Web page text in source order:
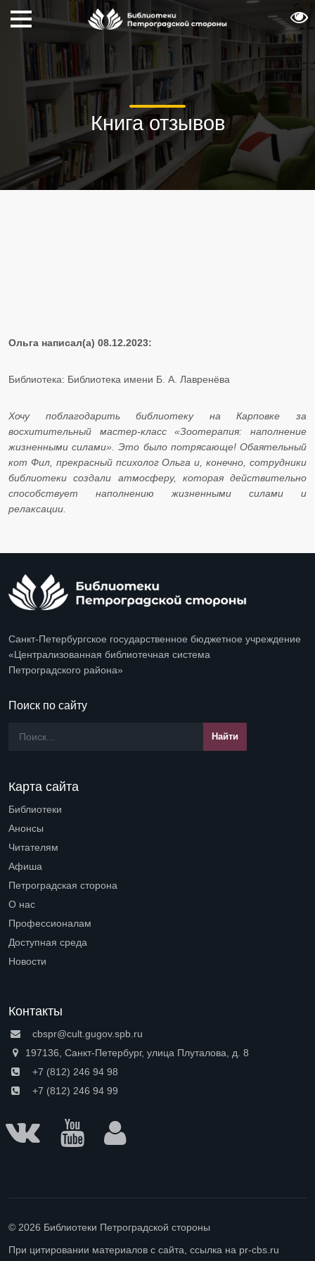
Книга отзывов
Ольга написал(а) 08.12.2023:
Библиотека: Библиотека имени Б. А. Лавренёва
Хочу поблагодарить библиотеку на Карповке за
восхитительный мастер-класс «Зоотерапия: наполнение
жизненными силами». Это было потрясающе! Обаятельный
кот Фил, прекрасный психолог Ольга и, конечно, сотрудники
библиотеки создали атмосферу, которая действительно
способствует наполнению жизненными силами и
релаксации.
Санкт-Петербургское государственное бюджетное учреждение
«Централизованная библиотечная система
Петроградского района»
Поиск по сайту
Карта сайта
Библиотеки
Анонсы
Читателям
Афиша
Петроградская сторона
О нас
Профессионалам
Доступная среда
Новости
Контакты
cbspr@cult.gugov.spb.ru
197136, Санкт-Петербург, улица Плуталова, д. 8
+7 (812) 246 94 98
+7 (812) 246 94 99
© 2026 Библиотеки Петроградской стороны
При цитировании материалов с сайта, ссылка на pr-cbs.ru